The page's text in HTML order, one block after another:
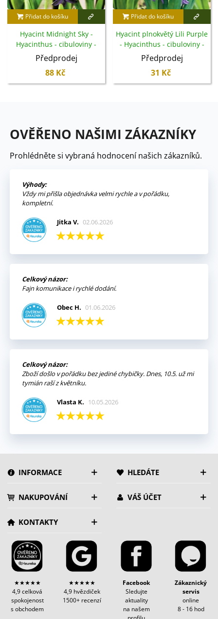
Přidat do košíku
Hyacint Midnight Sky -
Hyacinthus - cibuloviny -
1 ks
Předprodej
88 Kč
Přidat do košíku
Hyacint plnokvětý Lili Purple
- Hyacinthus - cibuloviny -
1 ks
Předprodej
31 Kč
OVĚŘENO NAŠIMI ZÁKAZNÍKY
Prohlédněte si vybraná hodnocení našich zákazníků.
Výhody:
Vždy mi přišla objednávka velmi rychle a v pořádku,
kompletní.
Jitka V. 02.06.2026
Celkový názor:
Fajn komunikace i rychlé dodání.
Obec H. 01.06.2026
Celkový názor:
Zboží došlo v pořádku bez jediné chybičky. Dnes, 10.5. už mi
tymián raší z květníku.
Vlasta K. 10.05.2026
INFORMACE HLEDÁTE
NAKUPOVÁNÍ VÁŠ ÚČET
KONTAKTY
★★★★★
4,9 celková
spokojenost
s obchodem
★★★★★
4,9 hvězdiček
1500+ recenzí
Facebook
Sledujte
aktuality
na našem
Zákaznický
servis
online
8 - 16 hod